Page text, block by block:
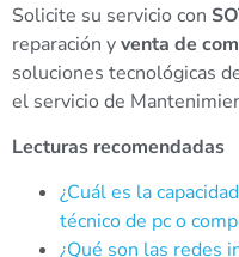
Solicite su servicio con
reparación yventa de
soluciones tecnológicas
el servicio de
Lecturas recomendadas
¿Cuál es la
técnico de pc o
¿Qué son las redes